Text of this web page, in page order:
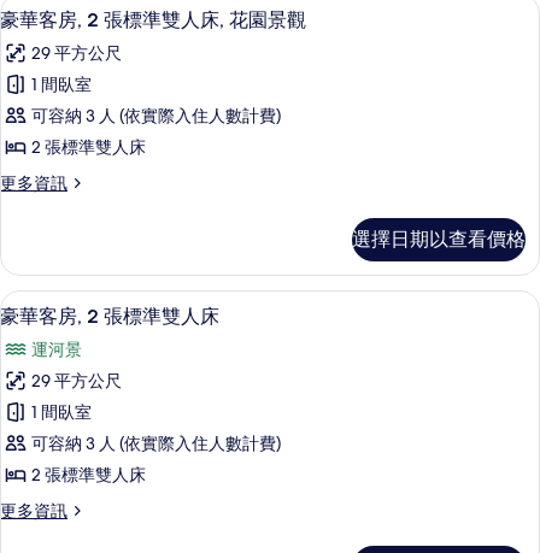
雙
人
床,
花
園
景
所
有
相
片
1
特
大
人
床,
園
詳
情
顯
示
豪
華
客
房,
2
標
準
雙
人
床,
花
園
景
觀
9
豪華客房, 2 張標準雙人床, 花園景觀
29 平方公尺
1 間臥室
可容納 3 人 (依實際入住人數計費)
2 張標準雙人床
更多資訊
更
客
房,
2
標
準
雙
人
床,
花
園
景
選擇日期以查看價格
顯
示
豪
華
客
房,
2
張
豪華客房, 2 張標準雙人床 | 1 間臥室
6
豪華客房, 2 張標準雙人床
運河景
29 平方公尺
1 間臥室
可容納 3 人 (依實際入住人數計費)
2 張標準雙人床
更多資訊
更